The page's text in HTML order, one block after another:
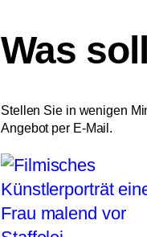
Was
Stellen Sie in wenigen
Angebot per E-Mail.